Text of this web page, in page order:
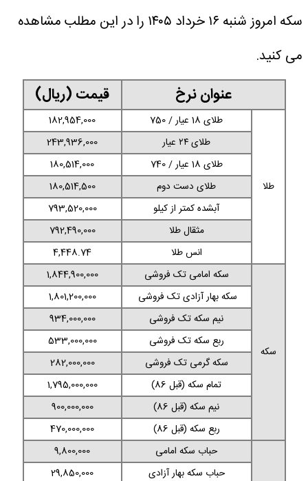
سکه امروز شنبه ۱۶ خرداد ۱۴۰۵ را در این مطلب مشاهده
می کنید.
عنوان نرخ قیمت (ریال)
طلا
طلای 18 عیار / 750
182,954,000
طلای ۲۴ عیار
243,936,000
طلای 18 عیار / 740
180,514,000
طلای دست دوم
180,514,500
آبشده کمتر از کیلو
793,520,000
مثقال طلا
792,490,000
انس طلا
4,448.74
سکه
سکه امامی تک فروشی
1,844,900,000
سکه بهار آزادی تک فروشی
1,801,200,000
نیم سکه تک فروشی
934,000,000
ربع سکه تک فروشی
533,000,000
سکه گرمی تک فروشی
282,000,000
تمام سکه (قبل 86)
1,795,000,000
نیم سکه (قبل 86)
900,000,000
ربع سکه (قبل 86)
470,000,000
حباب سکه امامی
9,800,000
حباب سکه بهار آزادی
29,850,000